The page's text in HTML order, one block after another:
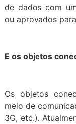
de dados com
ou aprovados
E os objetos
Os objetos
meio de
3G, etc.).